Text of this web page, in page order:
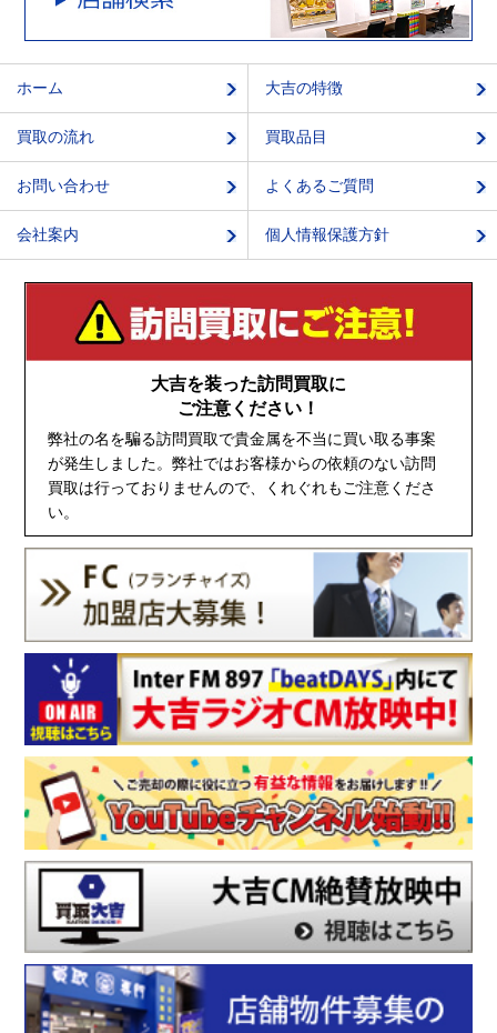
ホーム 大吉の特徴
買取の流れ 買取品目
お問い合わせ よくあるご質問
会社案内 個人情報保護方針
大吉を装った訪問買取に
ご注意ください！
弊社の名を騙る訪問買取で貴金属を不当に買い取る事案
が発生しました。弊社ではお客様からの依頼のない訪問
買取は行っておりませんので、くれぐれもご注意くださ
い。